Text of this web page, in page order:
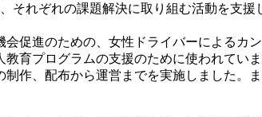
れぞれの課題解決に取り組む活動を支援
進のための、女性ドライバーによるカ
育プログラムの支援のために使われていま
作、配布から運営までを実施しました。